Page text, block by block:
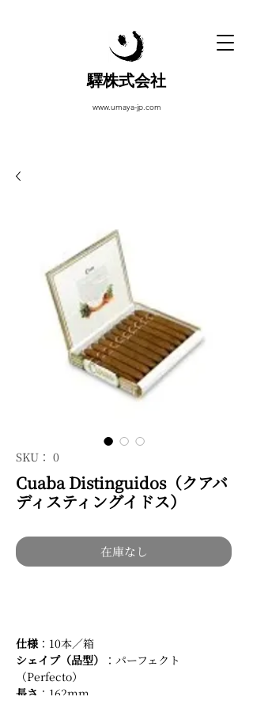
驛株式会社
www.umaya-jp.com
SKU： 0
Cuaba Distinguidos（クアバ
ディスティングイドス）
在庫なし
仕様：10本／箱
シェイプ（品型）
：パーフェクト
（Perfecto）
長さ ：162mm